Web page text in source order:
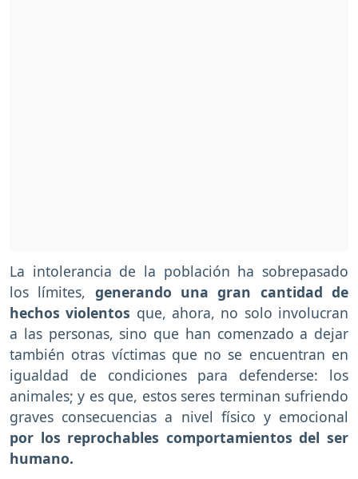
La intolerancia de la población ha sobrepasado
los límites, generando una gran cantidad de
hechos violentos que, ahora, no solo involucran
a las personas, sino que han comenzado a dejar
también otras víctimas que no se encuentran en
igualdad de condiciones para defenderse: los
animales; y es que, estos seres terminan sufriendo
graves consecuencias a nivel físico y emocional
por los reprochables comportamientos del ser
humano.